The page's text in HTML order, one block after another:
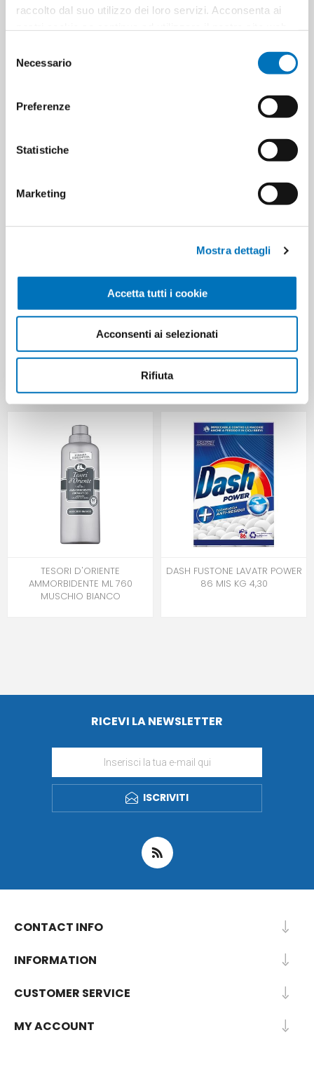
raccolto dal suo utilizzo dei loro servizi. Acconsenta ai
delNecessario
Preferenze
Statistiche
Marketing
Mostra dettagli
Accetta tutti i cookie
Acconsenti ai selezionati
Rifiuta
ETICHETTA DEL PRODOTTO 8002910066512
HANNO ACQUISTATO ANCHE
PRIM CANDEGGINA CLASSICA L
AMACASA SGORGA RAPIDO
TESORI D'ORIENTE
AMMORBIDENTE ML 760
MUSCHIO BIANCO
DASH FUSTONE LAVATR POWER
86 MIS KG 4,30
RICEVI LA NEWSLETTER
ISCRIVITI
CONTACT INFO
INFORMATION
CUSTOMER SERVICE
MY ACCOUNT